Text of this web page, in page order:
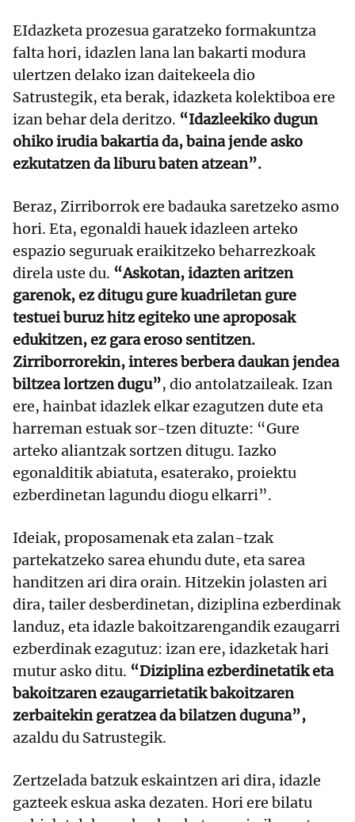
EIdazketa prozesua garatzeko formakuntza
falta hori, idazlen lana lan bakarti modura
ulertzen delako izan daitekeela dio
Satrustegik, eta berak, idazketa kolektiboa ere
izan behar dela deritzo. “Idazleekiko dugun
ohiko irudia bakartia da, baina jende asko
ezkutatzen da liburu baten atzean”.
Beraz, Zirriborrok ere badauka saretzeko asmo
hori. Eta, egonaldi hauek idazleen arteko
espazio seguruak eraikitzeko beharrezkoak
direla uste du. “Askotan, idazten aritzen
garenok, ez ditugu gure kuadriletan gure
testuei buruz hitz egiteko une aproposak
edukitzen, ez gara eroso sentitzen.
Zirriborrorekin, interes berbera daukan jendea
biltzea lortzen dugu”, dio antolatzaileak. Izan
ere, hainbat idazlek elkar ezagutzen dute eta
harreman estuak sor-tzen dituzte: “Gure
arteko aliantzak sortzen ditugu. Iazko
egonalditik abiatuta, esaterako, proiektu
ezberdinetan lagundu diogu elkarri”.
Ideiak, proposamenak eta zalan-tzak
partekatzeko sarea ehundu dute, eta sarea
handitzen ari dira orain. Hitzekin jolasten ari
dira, tailer desberdinetan, diziplina ezberdinak
landuz, eta idazle bakoitzarengandik ezaugarri
ezberdinak ezagutuz: izan ere, idazketak hari
mutur asko ditu. “Diziplina ezberdinetatik eta
bakoitzaren ezaugarrietatik bakoitzaren
zerbaitekin geratzea da bilatzen duguna”,
azaldu du Satrustegik.
Zertzelada batzuk eskaintzen ari dira, idazle
gazteek eskua aska dezaten. Hori ere bilatu